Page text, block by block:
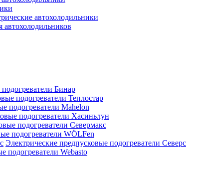
автохолодильники
автохолодильников
Бинар
подогреватели Теплостар
подогреватели Mahelon
подогреватели Хасиньлун
подогреватели Севермакс
подогреватели WÖLFen
Электрические предпусковые подогреватели Северс
подогреватели Webasto